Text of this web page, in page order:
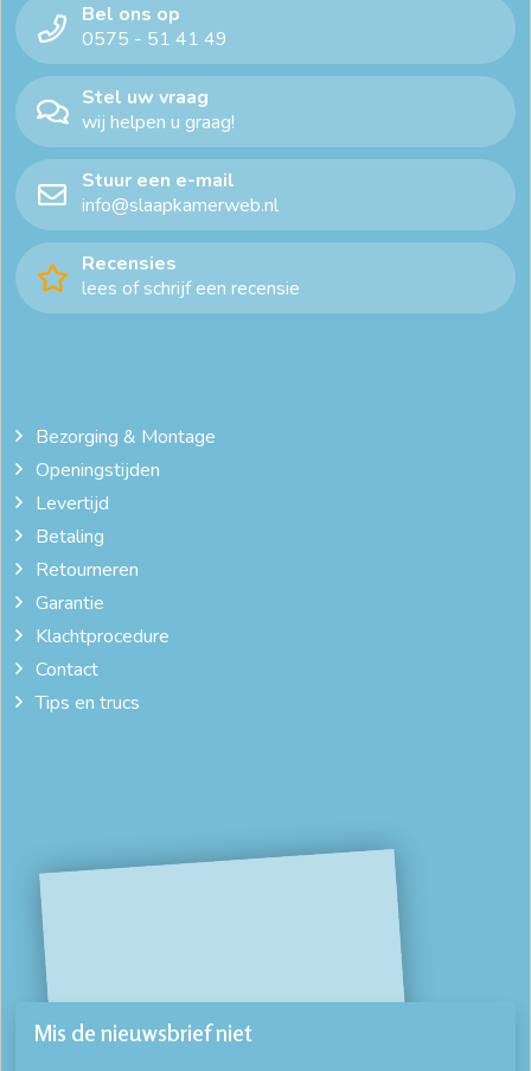
Bel ons op
0575 - 51 41 49
Stel uw vraag
wij helpen u graag!
Stuur een e-mail
info@slaapkamerweb.nl
Recensies
lees of schrijf een recensie
Bezorging & Montage
Openingstijden
Levertijd
Betaling
Retourneren
Garantie
Klachtprocedure
Contact
Tips en trucs
Mis de nieuwsbrief niet